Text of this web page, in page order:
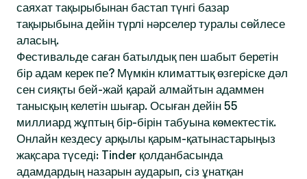
саяхат тақырыбынан бастап түнгі базар
тақырыбына дейін түрлі нәрселер туралы сөйлесе
аласың.
Фестивальде саған батылдық пен шабыт беретін
бір адам керек пе? Мүмкін климаттық өзгеріске дәл
сен сияқты бей-жай қарай алмайтын адаммен
танысқың келетін шығар. Осыған дейін 55
миллиард жұптың бір-бірін табуына көмектестік.
Онлайн кездесу арқылы қарым-қатынастарыңыз
жақсара түседі: Tinder қолданбасында
адамдардың назарын аударып, сіз ұнатқан